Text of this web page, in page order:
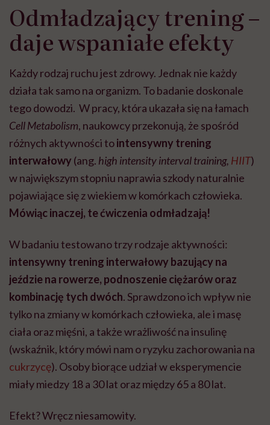
Odmładzający trening –
daje wspaniałe efekty
Każdy rodzaj ruchu jest zdrowy. Jednak nie każdy
działa tak samo na organizm. To badanie doskonale
tego dowodzi. W pracy, która ukazała się na łamach
Cell Metabolism, naukowcy przekonują, że spośród
różnych aktywności tointensywny trening
interwałowy (ang. high intensity interval training, HIIT)
w największym stopniu naprawia szkody naturalnie
pojawiające się z wiekiem w komórkach człowieka.
Mówiąc inaczej, te ćwiczenia odmładzają!
W badaniu testowano trzy rodzaje aktywności:
intensywny trening interwałowy bazujący na
jeździe na rowerze, podnoszenie ciężarów oraz
kombinację tych dwóch. Sprawdzono ich wpływ nie
tylko na zmiany w komórkach człowieka, ale i masę
ciała oraz mięśni, a także wrażliwość na insulinę
(wskaźnik, który mówi nam o ryzyku zachorowania na
cukrzycę). Osoby biorące udział w eksperymencie
miały miedzy 18 a 30 lat oraz między 65 a 80 lat.
Efekt? Wręcz niesamowity.